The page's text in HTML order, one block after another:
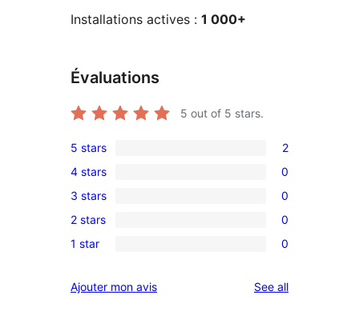
Installations actives : 1 000+
Évaluations
5 out of 5 stars.
2
5-
star
reviews
5 stars 2
0
4-
star
reviews
4 stars 0
0
3-
star
3 stars 0
0
2-
reviews
2 stars 0
0
star
1 star 0
Ajouter mon avis See allreviews